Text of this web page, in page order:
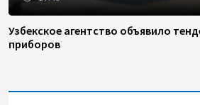
Узбекское агентство объявило
приборов